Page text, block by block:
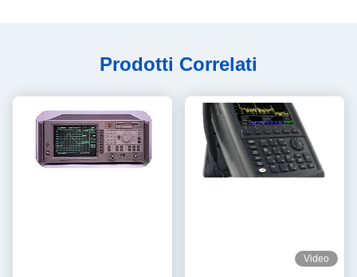
Prodotti Correlati
Video